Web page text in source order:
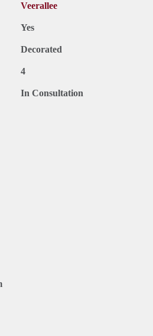
Hogeschool Windesheim
Veerallee
Yes
Decorated
4
In Consultation